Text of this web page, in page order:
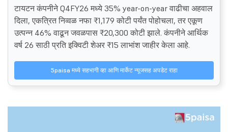
टायटन कंपनीने Q4FY26 मध्ये 35% year-on-year वाढीचा अहवाल
दिला, एकत्रित निव्वळ नफा ₹1,179 कोटी पर्यंत पोहोचला, तर एकूण
उत्पन्न 46% वाढून जवळपास ₹20,300 कोटी झाले. कंपनीने आर्थिक
वर्ष 26 साठी प्रति इक्विटी शेअर ₹15 लाभांश जाहीर केला आहे.
5paisa मध्ये सहभागी व्हा आणि मार्केट न्यूजसह अपडेट राहा